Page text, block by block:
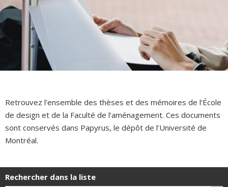
Retrouvez l’ensemble des thèses et des mémoires de l’École
de design et de la Faculté de l’aménagement. Ces documents
sont conservés dans Papyrus, le dépôt de l’Université de
Montréal.
Rechercher dans la liste